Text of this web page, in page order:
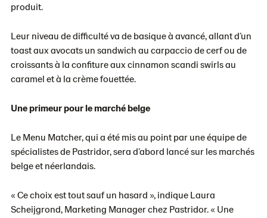
produit.
Leur niveau de difficulté va de basique à avancé, allant d’un
toast aux avocats un sandwich au carpaccio de cerf ou de
croissants à la confiture aux cinnamon scandi swirls au
caramel et à la crème fouettée.
Une primeur pour le marché belge
Le Menu Matcher, qui a été mis au point par une équipe de
spécialistes de Pastridor, sera d’abord lancé sur les marchés
belge et néerlandais.
« Ce choix est tout sauf un hasard », indique Laura
Scheijgrond, Marketing Manager chez Pastridor. « Une